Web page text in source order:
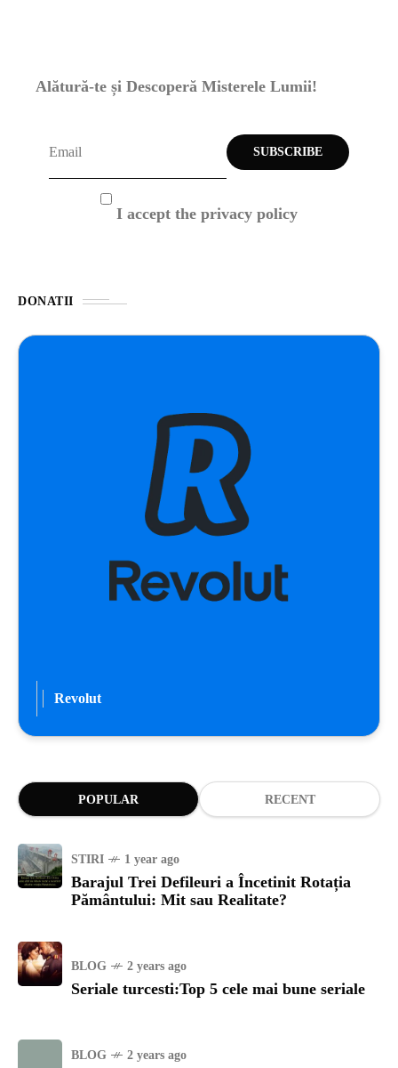
Alătură-te și Descoperă Misterele Lumii!
I accept the privacy policy
DONATII
Revolut
POPULAR RECENT
STIRI 1 year ago
Barajul Trei Defileuri a Încetinit Rotația
Pământului: Mit sau Realitate?
BLOG 2 years ago
Seriale turcesti:Top 5 cele mai bune seriale
BLOG 2 years ago